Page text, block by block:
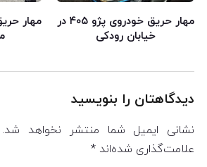
مهار حریق خودروی پژو ۴۰۵ در
خیابان رودکی
دیدگاهتان را بنویسید
نشانی ایمیل شما منتشر نخواهد شد.
علامت‌گذاری شده‌اند *